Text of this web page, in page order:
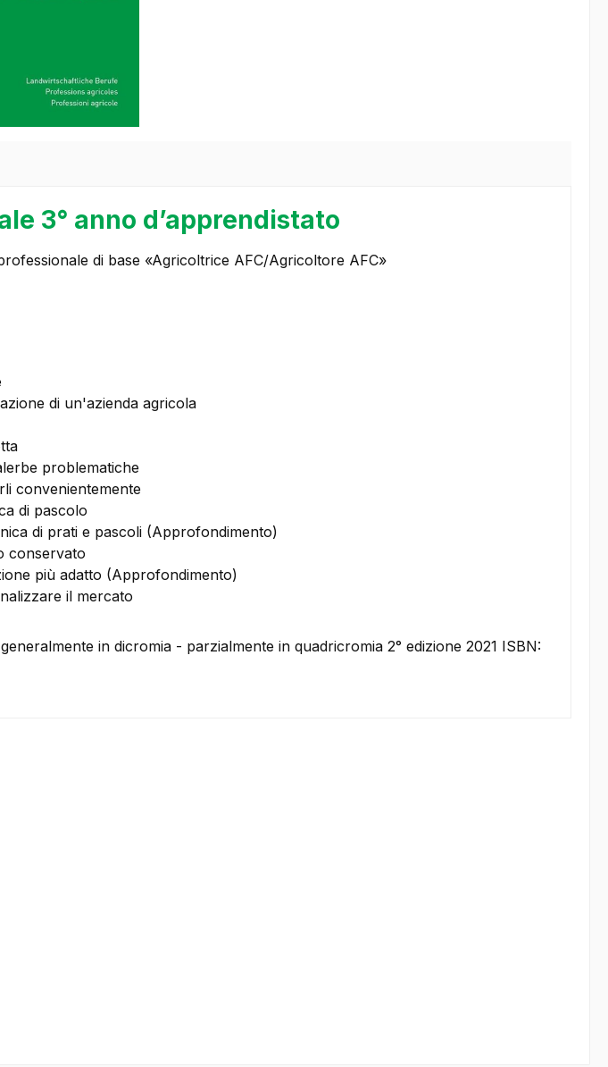
3° anno d’apprendistato
di base «Agricoltrice AFC/Agricoltore AFC»
di un'azienda agricola
problematiche
convenientemente
di pascolo
di prati e pascoli (Approfondimento)
conservato
più adatto (Approfondimento)
il mercato
in dicromia - parzialmente in quadricromia 2° edizione 2021 ISBN: